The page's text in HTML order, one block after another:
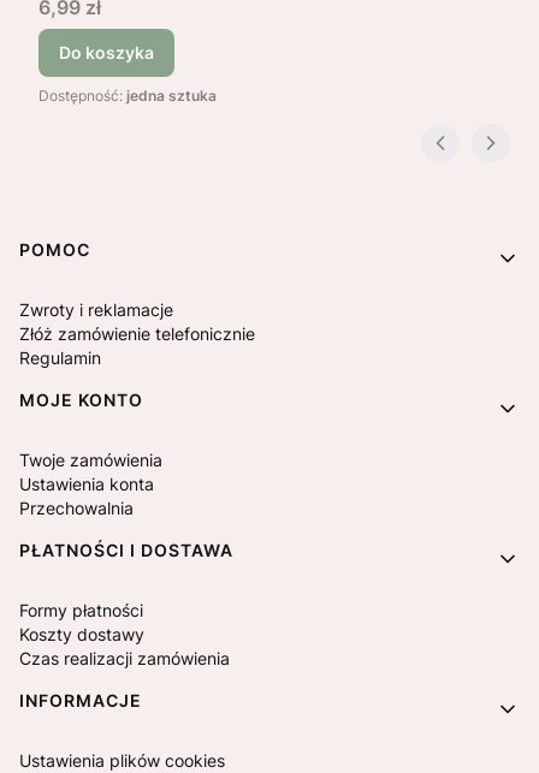
Cena
6,99 zł
Do koszyka
Dostępność: jedna sztuka
Linki w stopce
POMOC
Zwroty i reklamacje
Złóż zamówienie telefonicznie
Regulamin
MOJE KONTO
Twoje zamówienia
Ustawienia konta
Przechowalnia
PŁATNOŚCI I DOSTAWA
Formy płatności
Koszty dostawy
Czas realizacji zamówienia
INFORMACJE
Ustawienia plików cookies